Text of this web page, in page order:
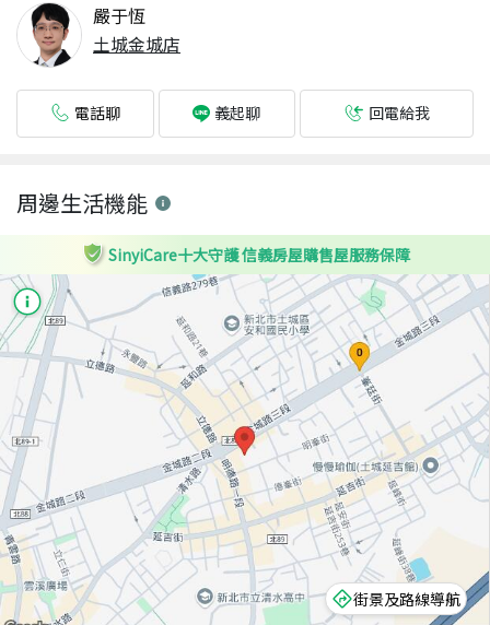
嚴于恆
土城金城店
電話聊 義起聊 回電給我
周邊生活機能
SinyiCare十大守護 信義房屋購售屋服務保障
街景及路線導航